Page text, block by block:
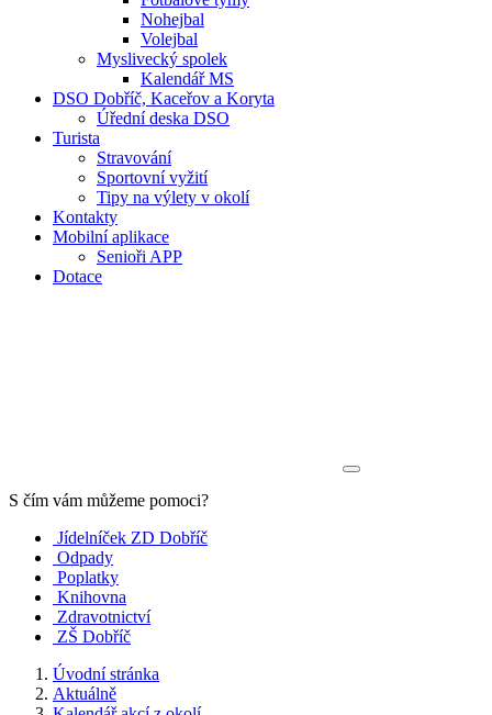
Nohejbal
Volejbal
Myslivecký spolek
Kalendář MS
DSO Dobříč, Kaceřov a Koryta
Úřední deska DSO
Turista
Stravování
Sportovní vyžití
Tipy na výlety v okolí
Kontakty
Mobilní aplikace
Senioři APP
Dotace
S čím vám můžeme pomoci?
Jídelníček ZD Dobříč
Odpady
Poplatky
Knihovna
Zdravotnictví
ZŠ Dobříč
Úvodní stránka
Aktuálně